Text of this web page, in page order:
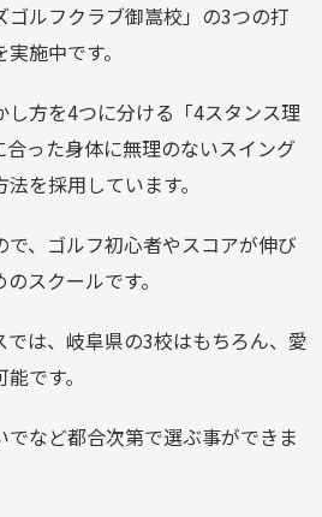
ゴルフクラブ御嵩校」の3つの打
施中です。
し方を4つに分ける「4スタンス理
った身体に無理のないスイング
を採用しています。
、ゴルフ初心者やスコアが伸び
スクールです。
は、岐阜県の3校はもちろん、愛
です。
など都合次第で選ぶ事ができま